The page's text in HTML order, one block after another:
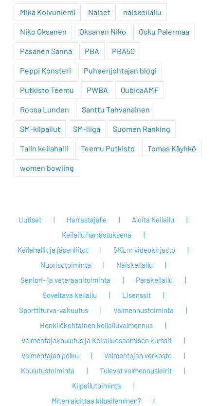
Mika Koivuniemi Naiset naiskeilailu
Niko Oksanen Oksanen Niko Osku Palermaa
Pasanen Sanna PBA PBA50
Peppi Konsteri Puheenjohtajan blogi
Putkisto Teemu PWBA QubicaAMF
Roosa Lunden Santtu Tahvanainen
SM-kilpailut SM-liiga Suomen Ranking
Talin keilahalli Teemu Putkisto Tomas Käyhkö
women bowling
Uutiset Harrastajalle
Aloita Keilailu
Keilailu harrastuksena
Keilahallit ja jäsenliitot
SKL:n videokirjasto
Nuorisotoiminta
Naiskeilailu
Seniori- ja veteraanitoiminta
Parakeilailu
Soveltava keilailu
Lisenssit
Sporttiturva-vakuutus
Valmennustoiminta
Henkilökohtainen keilailuvalmennus
Valmentajakoulutus ja Keilailuosaamisen kurssit
Valmentajan polku
Valmentajan verkosto
Koulutustoiminta
Tulevat valmennusleirit
Kilpailutoiminta
Miten aloittaa kilpaileminen?